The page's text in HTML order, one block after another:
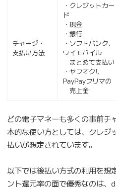
チャージ・
支払い方法
・クレジットカー
ド
・現金
・銀行
・ソフトバンク、
ワイモバイル
まとめて支払い
・ヤフオク!、
PayPayフリマの
売上金
どの電子マネーも多くの事前チ
本的な使い方としては、クレジ
払いが想定されています。
以下では後払い方式の利用を想
ント還元率の面で優秀なのは、d